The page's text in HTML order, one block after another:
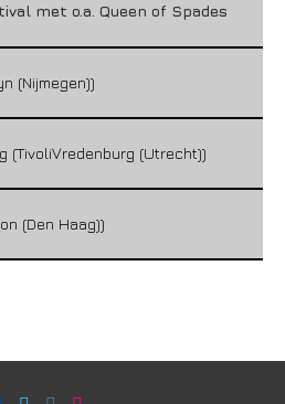
met o.a. Queen of Spades
(Nijmegen))
(TivoliVredenburg (Utrecht))
(Den Haag))